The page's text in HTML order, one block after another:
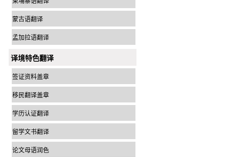
蒙古语翻译
孟加拉语翻译
译境特色翻译
签证资料盖章
移民翻译盖章
学历认证翻译
留学文书翻译
论文母语润色